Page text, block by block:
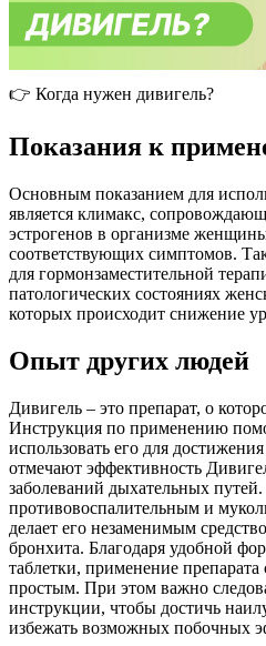
👉​ Когда нужен дивигель?
Показания к
Основным показанием для
является климакс,
эстрогенов в организме
соответствующих симптомов.
для гормонзаместительной
патологических состояниях
которых происходит снижение
Опыт других людей
Дивигель – это препарат, о
Инструкция по применению
использовать его для
отмечают эффективность
заболеваний дыхательных
противовоспалительным и
делает его незаменимым
бронхита. Благодаря удобной
таблетки, применение
простым. При этом важно
инструкции, чтобы достичь
избежать возможных побочных